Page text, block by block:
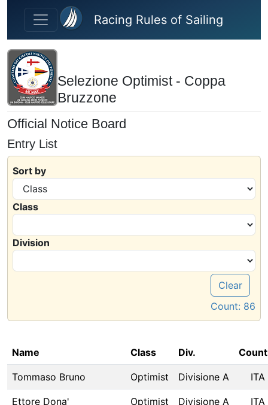
Skip to main content
Racing Rules of Sailing
Selezione Optimist - Coppa
Bruzzone
Official Notice Board
Entry List
Sort by
Class
Division
Clear
Count: 86
Name Class Div.
Tommaso Bruno Optimist Divisione A ITA
Ettore Dona' Optimist Divisione A ITA